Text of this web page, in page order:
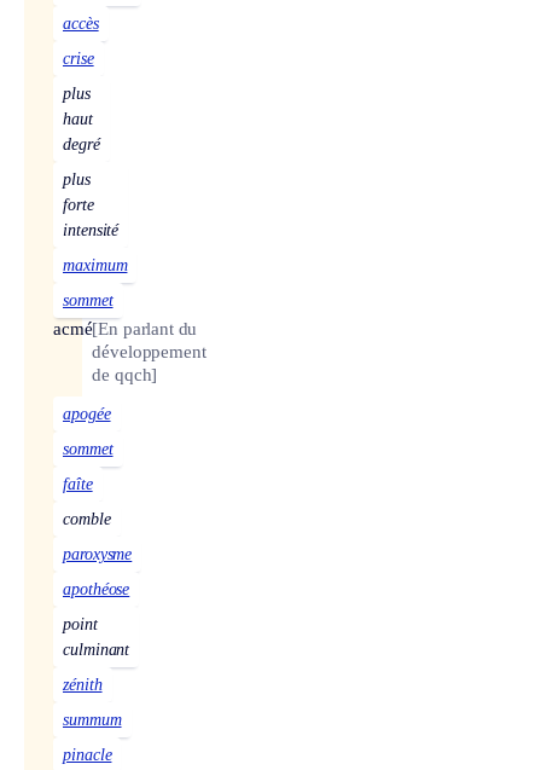
accès
crise
plus
haut
degré
plus
forte
intensité
maximum
sommet
acmé[En parlant du
développement
de qqch]
apogée
sommet
faîte
comble
paroxysme
apothéose
point
culminant
zénith
summum
pinacle